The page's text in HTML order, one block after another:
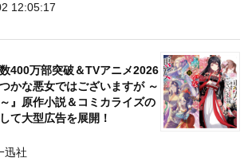
12:05:17
400万部突破＆TVアニメ2026
かな悪女ではございますが ～
』原作小説＆コミカライズの
て大型広告を展開！
迅社